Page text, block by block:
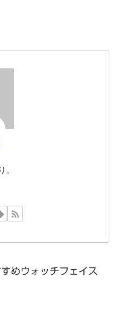
。
めウォッチフェイス